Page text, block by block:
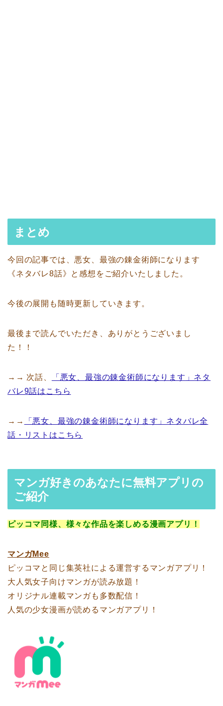
まとめ
今回の記事では、悪女、最強の錬金術師になります
《ネタバレ8話》と感想をご紹介いたしました。
今後の展開も随時更新していきます。
最後まで読んでいただき、ありがとうございまし
た！！
→→ 次話、
「悪女、最強の錬金術師になります」ネタ
バレ9話はこちら
→→
「悪女、最強の錬金術師になります」ネタバレ全
話・リストはこちら
マンガ好きのあなたに無料アプリの
ご紹介
ピッコマ同様、様々な作品を楽しめる漫画アプリ！
マンガMee
ピッコマと同じ集英社による運営するマンガアプリ！
大人気女子向けマンガが読み放題！
オリジナル連載マンガも多数配信！
人気の少女漫画が読めるマンガアプリ！